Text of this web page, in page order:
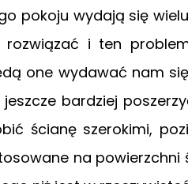
pokoju wydają się
i ten
one wydawać nam
bardziej
ścianę szerokimi,
na powierzchni